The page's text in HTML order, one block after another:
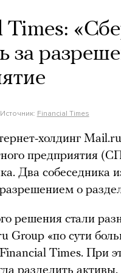
Times:
за
Источник: Financial Times
холдинг
предприятия
Два собеседника
о
решения стали
Group «по сути
Times. При
разделить активы.